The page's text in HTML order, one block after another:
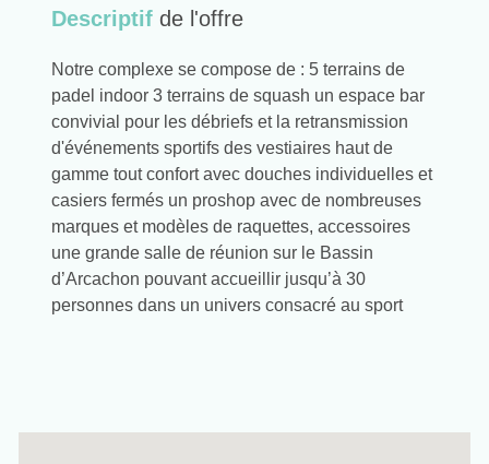
Descriptif de l'offre
Notre complexe se compose de : 5 terrains de
padel indoor 3 terrains de squash un espace bar
convivial pour les débriefs et la retransmission
d'événements sportifs des vestiaires haut de
gamme tout confort avec douches individuelles et
casiers fermés un proshop avec de nombreuses
marques et modèles de raquettes, accessoires
une grande salle de réunion sur le Bassin
d’Arcachon pouvant accueillir jusqu’à 30
personnes dans un univers consacré au sport